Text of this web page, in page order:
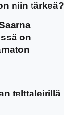
niin tärkeä?
on
telttaleirillä